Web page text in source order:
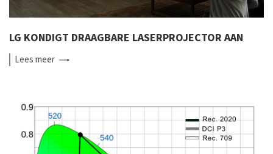
LG KONDIGT DRAAGBARE LASERPROJECTOR AAN
Leesmeer